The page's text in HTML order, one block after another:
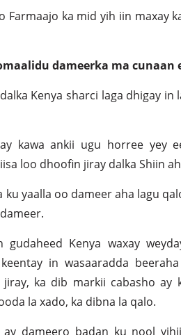
Farmaajo ka mid yih iin maxay
dameerka ma cunaan
Kenya sharci laga dhigay
kawa ankii ugu horree yey
loo dhoofin jiray dalka Shiin
ku yaalla oo dameer aha lagu
Kenya waxay
in wasaaradda
jiray, ka dib markii cabasho ay
la xado, ka dibna la qalo.
ay dameero badan ku nool